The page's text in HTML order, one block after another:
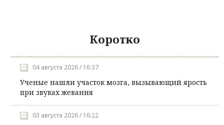
Коротко
04 августа 2026 / 16:37
Ученые нашли участок мозга, вызывающий ярость
при звуках жевания
03 августа 2026 / 16:22